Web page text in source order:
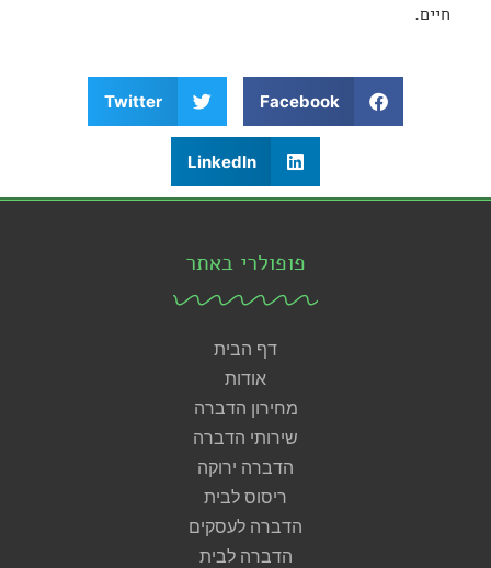
חיים.
Facebook
Twitter
LinkedIn
פופולרי באתר
דף הבית
אודות
מחירון הדברה
שירותי הדברה
הדברה ירוקה
ריסוס לבית
הדברה לעסקים
הדברה לבית